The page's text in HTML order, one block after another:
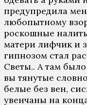
предупредила
любопытному
роскошные
матери лифчик и
гипнозом стал
Светы.. А там
вы тянутые
белые без вен,
увенчаны на